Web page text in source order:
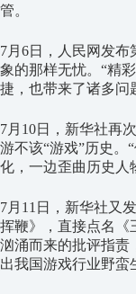
管。
7月6日，人民网发
象的那样无忧。“精
捷，也带来了诸多问
7月10日，新华社再
游不该“游戏”历史。
化，一边歪曲历史人
7月11日，新华社又
挥鞭》，直接点名《
汹涌而来的批评指责
出我国游戏行业野蛮